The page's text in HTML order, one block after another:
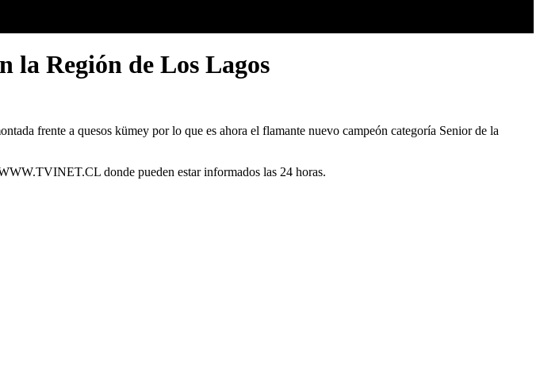
la Región de Los Lagos
frente a quesos kümey por lo que es ahora el flamante nuevo campeón categoría Senior de la
donde pueden estar informados las 24 horas.